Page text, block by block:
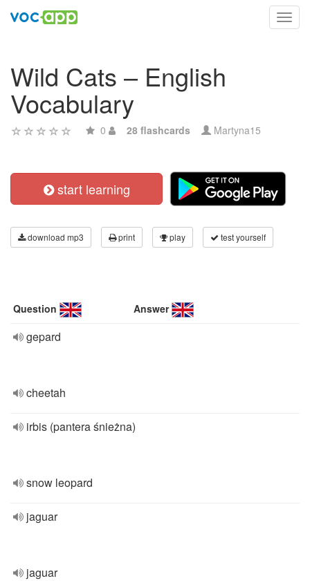
Wild Cats – English
Vocabulary
0 28 flashcards Martyna15
start learning
download mp3 print play test yourself
Question Answer
gepard
cheetah
irbis (pantera śnieżna)
snow leopard
jaguar
jaguar